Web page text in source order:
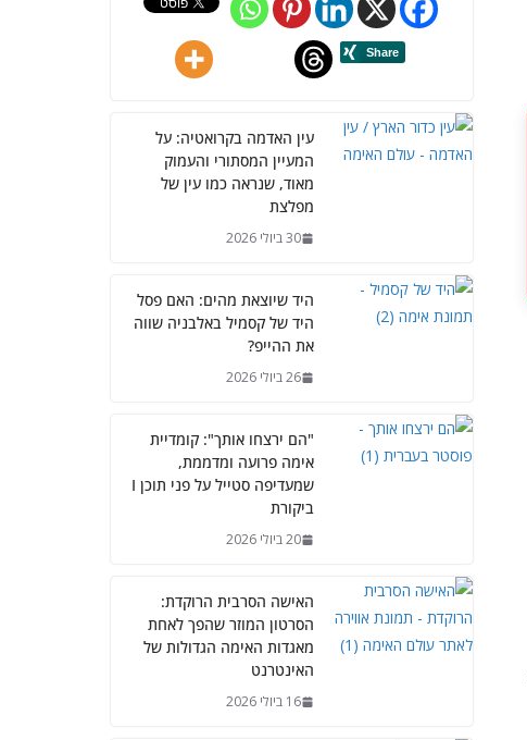
עין האדמה בקרואטיה: על
המעיין המסתורי והעמוק
מאוד, שנראה כמו עין של
מפלצת
30 ביולי 2026
היד שיוצאת מהים: האם פסל
היד של קסמיל באלבניה שווה
את ההייפ?
26 ביולי 2026
"הם ירצחו אותך": קומדיית
אימה פרועה ומדממת,
שמעדיפה סטייל על פני תוכן I
ביקורת
20 ביולי 2026
האישה הסרבית הרוקדת:
הסרטון המוזר שהפך לאחת
מאגדות האימה הגדולות של
האינטרנט
16 ביולי 2026